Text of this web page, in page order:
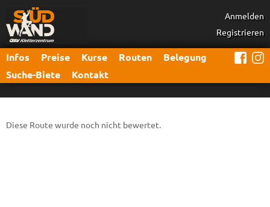
Anmelden
Registrieren
Infos Preise Kurse Routen
Belegung
Suche-Biete
Kontakt
Diese Route wurde noch nicht bewertet.